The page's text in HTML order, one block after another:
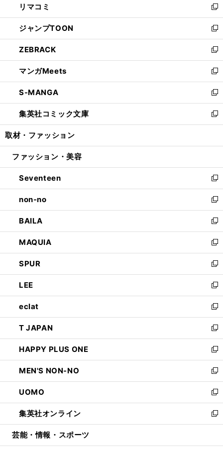
で
開
く
ド
ウ
で
開
く
ィ
ン
ド
ウ
で
開
く
い
ウ
ィ
ン
ド
ウ
で
開
く
リマコミ
新
し
い
ウ
ィ
ン
ド
ウ
で
開
く
ジャンプTOON
新
し
い
ウ
ィ
ン
ド
ウ
で
開
ZEBRACK
新
し
い
ウ
ィ
ン
ド
ウ
開
マンガMeets
新
し
い
ウ
ィ
ン
ウ
開
く
S-MANGA
新
し
い
ウ
ン
ウ
で
開
く
集英社コミック文庫
新
し
ウ
ン
ド
ウ
で
開
く
取材・ファッション
ファッション・美容
Seventeen
新
し
い
ウ
ィ
ン
ド
ウ
で
開
く
non-no
新
し
い
ウ
ィ
ン
ド
ウ
で
開
く
BAILA
新
し
い
ウ
ィ
ン
ド
ウ
で
開
く
MAQUIA
新
し
い
ウ
ィ
ン
ド
ウ
で
開
く
SPUR
新
し
い
ウ
ィ
ン
ド
ウ
で
開
く
LEE
新
し
い
ウ
ィ
ン
ド
ウ
で
開
く
eclat
新
し
い
ウ
ィ
ン
ド
ウ
で
開
く
T JAPAN
新
し
い
ウ
ィ
ン
ド
ウ
で
開
HAPPY PLUS ONE
新
し
い
ウ
ィ
ン
ド
ウ
開
MEN'S NON-NO
新
し
い
ウ
ィ
ン
ウ
UOMO
新
し
い
ウ
ン
集英社オンライン
新
し
ウ
芸能・情報・スポーツ